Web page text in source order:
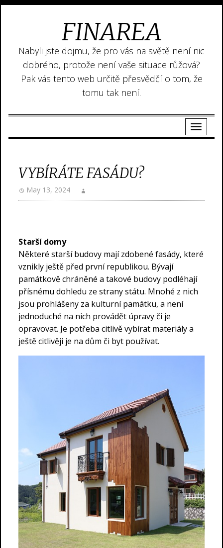
FINAREA
Nabyli jste dojmu, že pro vás na světě není nic
dobrého, protože není vaše situace růžová?
Pak vás tento web určitě přesvědčí o tom, že
tomu tak není.
VYBÍRÁTE FASÁDU?
May 13, 2024
Starší domy
Některé starší budovy mají zdobené fasády, které
vznikly ještě před první republikou. Bývají
památkově chráněné a takové budovy podléhají
přísnému dohledu ze strany státu. Mnohé z nich
jsou prohlášeny za kulturní památku, a není
jednoduché na nich provádět úpravy či je
opravovat. Je potřeba citlivě vybírat materiály a
ještě citlivěji je na dům či byt používat.